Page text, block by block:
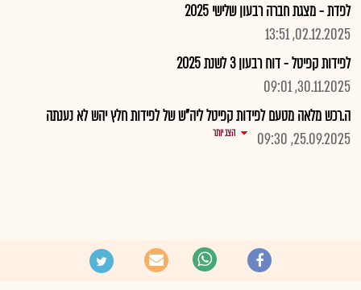
לפדת - מצגת חברה רבעון שלישי 2025
02.12.2025, 13:51
לפידות קפיטל - דוח רבעון 3 לשנת 2025
30.11.2025, 09:01
ה.רכש מלאה מטעם לפידות קפיטל ליה"ש של לפידות חלץ יהש לא נענתה
25.09.2025, 09:30
הצג יותר